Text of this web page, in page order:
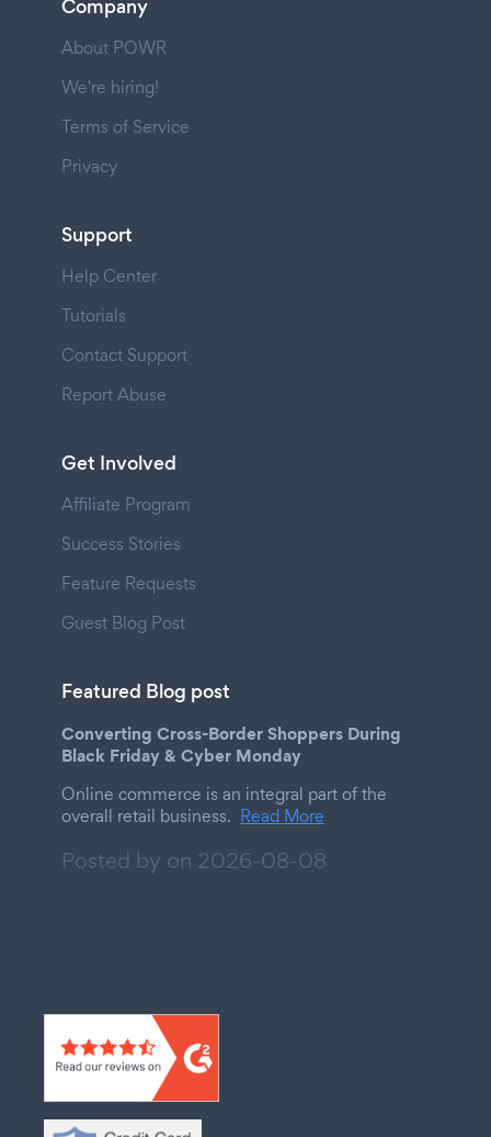
Company
About POWR
We're hiring!
Terms of Service
Privacy
Support
Help Center
Tutorials
Contact Support
Report Abuse
Get Involved
Affiliate Program
Success Stories
Feature Requests
Guest Blog Post
Featured Blog post
Converting Cross-Border Shoppers During
Black Friday & Cyber Monday
Online commerce is an integral part of the
overall retail business. Read More
Posted by on 2026-08-08